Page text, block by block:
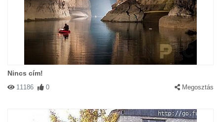
Nincs cím!
11186 0 Megosztás